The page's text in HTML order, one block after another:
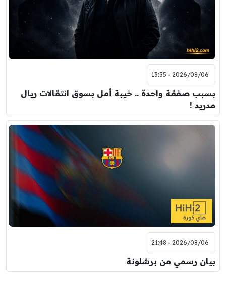
2026/08/06 - 13:55
بسبب صفقة واحدة .. خيبة أمل بسوق انتقالات ريال
مدريد !
2026/08/06 - 21:48
بيان رسمي من برشلونة